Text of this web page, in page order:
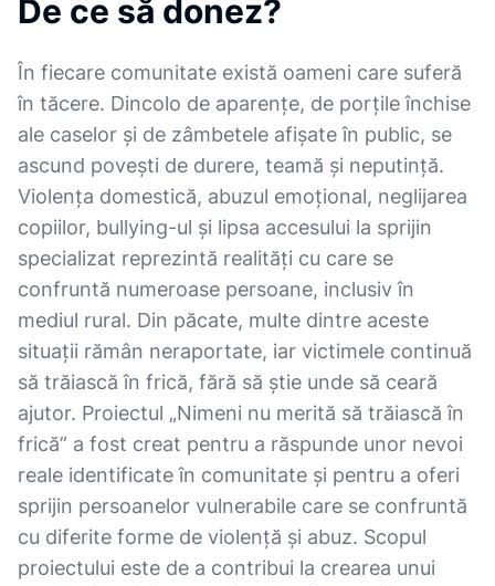
De ce să donez?
În fiecare comunitate există oameni care suferă
în tăcere. Dincolo de aparențe, de porțile închise
ale caselor și de zâmbetele afișate în public, se
ascund povești de durere, teamă și neputință.
Violența domestică, abuzul emoțional, neglijarea
copiilor, bullying-ul și lipsa accesului la sprijin
specializat reprezintă realități cu care se
confruntă numeroase persoane, inclusiv în
mediul rural. Din păcate, multe dintre aceste
situații rămân neraportate, iar victimele continuă
să trăiască în frică, fără să știe unde să ceară
ajutor. Proiectul „Nimeni nu merită să trăiască în
frică” a fost creat pentru a răspunde unor nevoi
reale identificate în comunitate și pentru a oferi
sprijin persoanelor vulnerabile care se confruntă
cu diferite forme de violență și abuz. Scopul
proiectului este de a contribui la crearea unui